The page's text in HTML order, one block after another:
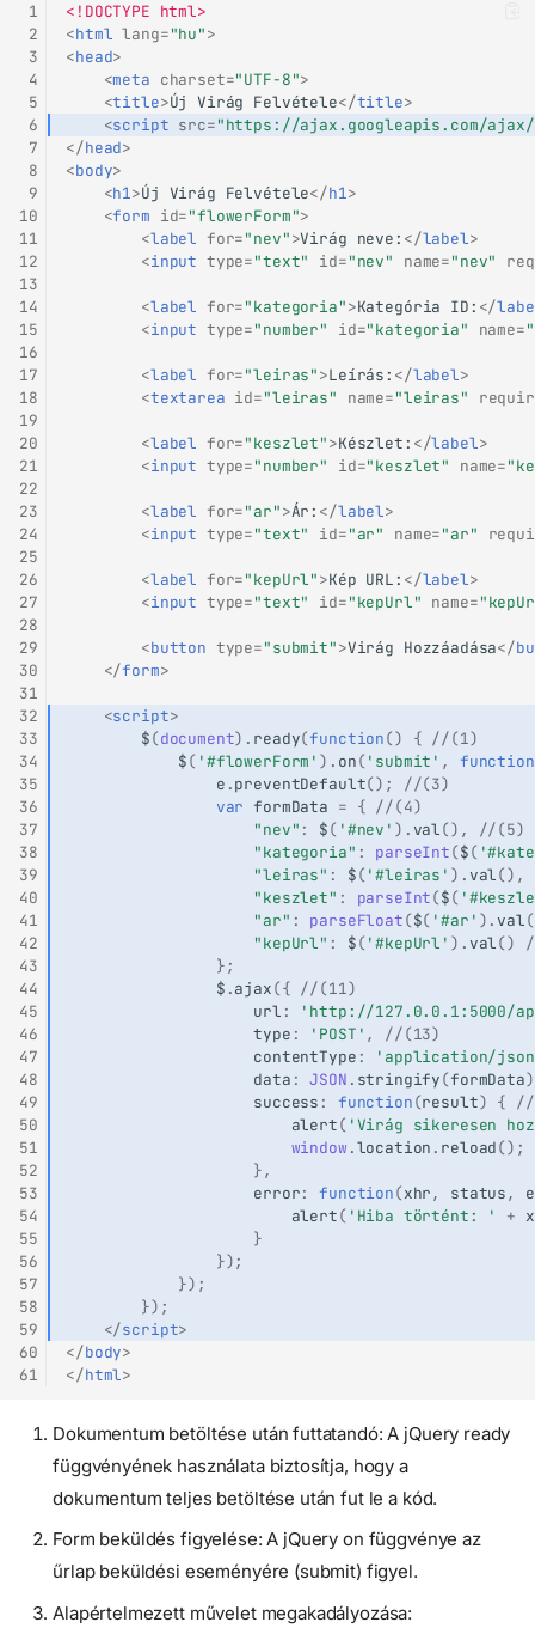
1
2
3
4
5
6
7
8
9
10
11
12
13
14
15
16
17
18
19
20
21
22
23
24
25
26
27
28
29
30
31
32
33
34
35
36
37
38
39
40
41
42
43
44
45
46
47
48
49
50
51
52
53
54
55
56
57
58
59
60
61
<!DOCTYPE html>
<html lang="hu">
<head>
<meta charset="UTF-8">
<title>Új Virág Felvétele</title>
<script src="https://ajax.googleapis.com/
</head>
<body>
<h1>Új Virág Felvétele</h1>
<form id="flowerForm">
<label for="nev">Virág neve: </label>
<input type="text" id="nev" name="nev"
<label for="kategoria">Kategória ID: </
<input type="number" id="kategoria" name=
<label for="leiras">Leírás: </label>
<textarea id="leiras" name="leiras"
<label for="keszlet">Készlet: </label>
<input type="number" id="keszlet" name=
<label for="ar">Ár: </label>
<input type="text" id="ar" name="ar"
<label for="kepUrl">Kép URL: </label>
<input type="text" id="kepUrl" name=
<button type="submit">Virág Hozzáadása</
</form>
<script>
$(document). ready(function() { //(1)
$( '#flowerForm' ). on( 'submit' , function
e .preventDefault();
//(3)
var formData = { //(4)
"nev" : $( '#nev' ). val(),
//(5)
"kategoria" : parseInt($(
"leiras" : $( '#leiras' ). val(),
"keszlet" : parseInt($(
"ar" : parseFloat($( '#ar' ). val
"kepUrl" : $( '#kepUrl' ). val()
};
$ .ajax({ //(11)
url :
'http://127.0.0.1:5000/
type : 'POST' ,
//(13)
contentType :
'application/
data : JSON . stringify(formData
success : function(result) { //
alert( 'Virág sikeresen
window .location . reload();
},
error: function(xhr, status,
alert( 'Hiba történt: ' +
}
});
});
});
</script>
</body>
</html>
Dokumentum betöltése után futtatandó: A jQuery ready
függvényének használata biztosítja, hogy a
dokumentum teljes betöltése után fut le a kód.
Form beküldés figyelése: A jQuery on függvénye az
űrlap beküldési eseményére (submit) figyel.
Alapértelmezett művelet megakadályozása: